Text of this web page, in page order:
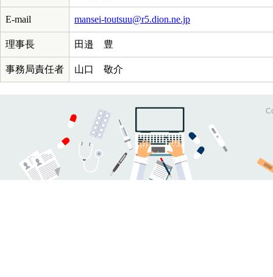
E-mail mansei-toutsuu@r5.dion.ne.jp
理事長 田邉 豊
事務局責任者 山口 敬介